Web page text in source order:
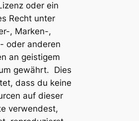
oder ein
Recht unter
, Marken-,
oder anderen
an geistigem
gewährt. Dies
dass du keine
auf dieser
verwendest,